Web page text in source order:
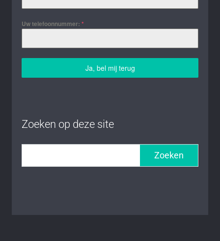
Uw telefoonnummer: *
Ja, bel mij terug
Zoeken op deze site
Zoeken